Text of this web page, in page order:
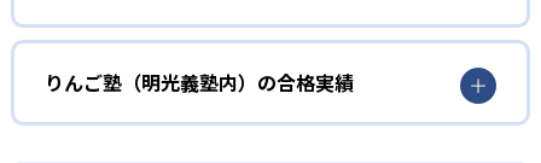
どんなメリットがある？
算数に特化した塾で、算数オリンピック金メダリストを輩
りんご塾（明光義塾内）の合格実績